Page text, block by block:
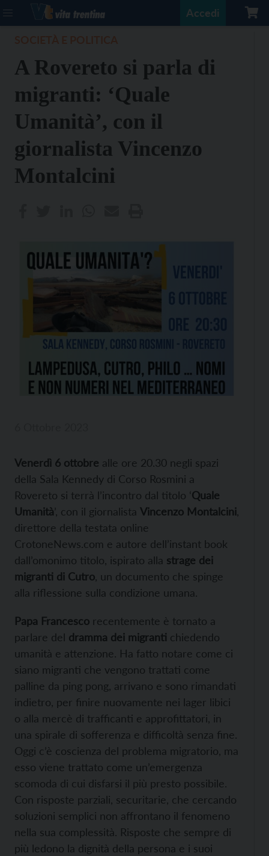
Accedi
A Rovereto si parla di
migranti: ‘Quale
Umanità’, con il
giornalista Vincenzo
Montalcini
Venerdì 6 ottobre alle ore 20.30 negli spazi
della Sala Kennedy di Corso Rosmini a
Rovereto si terrà l’incontro dal titolo ‘Quale
Umanità’, con il giornalista Vincenzo Montalcini,
direttore della testata online
CrotoneNews.com e autore dell’instant book
dall’omonimo titolo, ispirato alla strage dei
migranti di Cutro, un documento che spinge
alla riflessione sulla condizione umana.
Papa Francesco recentemente è tornato a
parlare del dramma dei migranti chiedendo
umanità e attenzione. Ha fatto notare come ci
siano migranti che vengono trattati come
palline da ping pong, arrivano e sono rimandati
indietro, per finire nuovamente nei lager libici
o alla mercè di trafficanti e approfittatori, in
una spirale di sofferenza e difficoltà senza fine.
Oggi c’è coscienza del problema migratorio, ma
esso viene trattato come un’emergenza
scomoda di cui disfarsi il più presto possibile.
Con risposte parziali, securitarie, che cercando
soluzioni semplici non affrontano il fenomeno
nella sua complessità. Risposte che sempre di
più ledono la dignità della persona e i suoi